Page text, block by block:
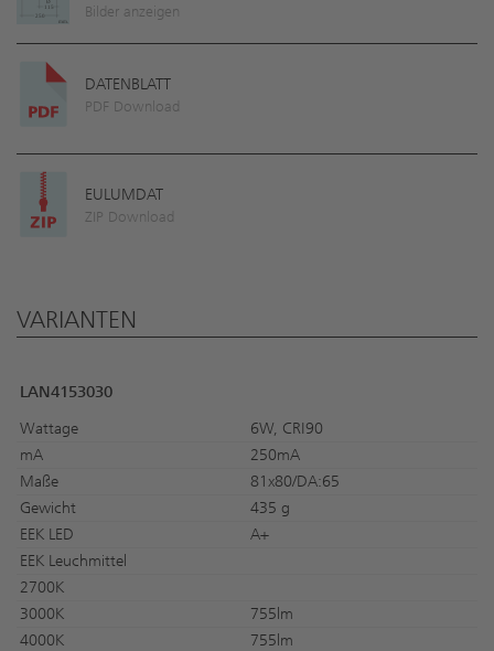
Bilder anzeigen
DATENBLATT
PDF Download
EULUMDAT
ZIP Download
VARIANTEN
LAN4153030
Wattage
6W, CRI90
mA
250mA
Maße
81x80/DA:65
Gewicht
435 g
EEK LED
A+
EEK Leuchmittel
2700K
3000K
755lm
4000K
755lm